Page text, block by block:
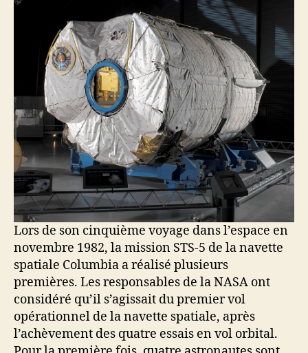
Lors de son cinquième voyage dans l’espace en
novembre 1982, la mission STS-5 de la navette
spatiale Columbia a réalisé plusieurs
premières. Les responsables de la NASA ont
considéré qu’il s’agissait du premier vol
opérationnel de la navette spatiale, après
l’achèvement des quatre essais en vol orbital.